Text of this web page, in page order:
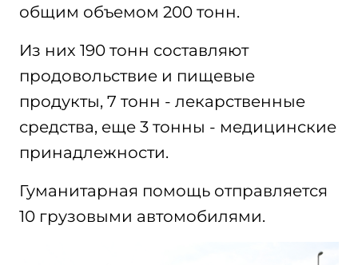
общим объемом 200 тонн.
Из них 190 тонн составляют
продовольствие и пищевые
продукты, 7 тонн - лекарственные
средства, еще 3 тонны - медицинские
принадлежности.
Гуманитарная помощь отправляется
10 грузовыми автомобилями.